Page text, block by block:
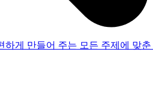
하게 만들어 주는 모든 주제에 맞